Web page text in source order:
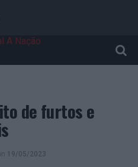
de furtos e
19/05/2023